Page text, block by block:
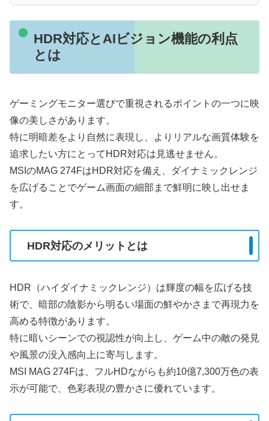
HDR対応とAIビジョン機能の利点
とは
ゲーミングモニター選びで重視されるポイントの一つに映
像の美しさがあります。
特に明暗差をより自然に表現し、よりリアルな画質体験を
追求したい方にとってHDR対応は見逃せません。
MSIのMAG 274FはHDR対応を備え、ダイナミックレンジ
を広げることでゲーム画面の細部まで鮮明に映し出せま
す。
HDR対応のメリットとは
HDR（ハイダイナミックレンジ）は輝度の幅を広げる技
術で、暗部の陰影から明るい場面の鮮やかさまで再現力を
高める特徴があります。
特に暗いシーンでの視認性が向上し、ゲーム中の敵の発見
や風景の没入感向上に寄与します。
MSI MAG 274Fは、フルHDながらも約10億7,300万色の表
示が可能で、色彩表現の豊かさに優れています。